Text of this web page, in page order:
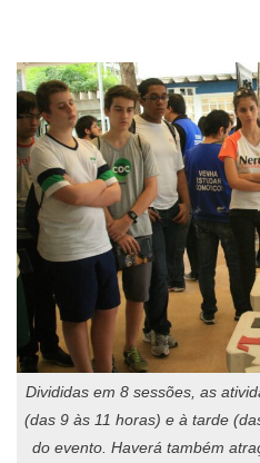
Divididas em 8 sessões, as
(das 9 às 11 horas) e à tarde
do evento. Haverá também